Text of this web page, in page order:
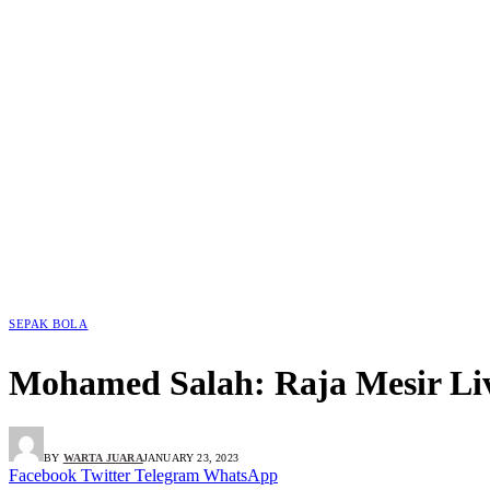
SEPAK BOLA
Mohamed Salah: Raja Mesir
BY WARTA JUARAJANUARY 23, 2023
Facebook Twitter Telegram WhatsApp